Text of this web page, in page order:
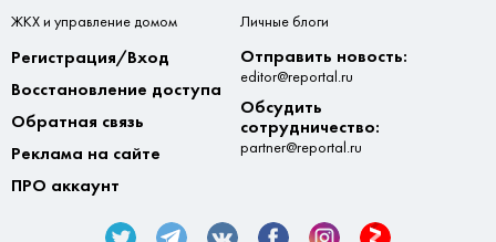
ЖКХ и управление домом
Личные блоги
Регистрация/Вход
Восстановление доступа
Обратная связь
Реклама на сайте
ПРО аккаунт
Отправить новость:
editor@reportal.ru
Обсудить
сотрудничество:
partner@reportal.ru